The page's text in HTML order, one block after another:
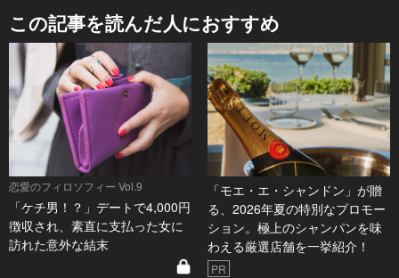
この記事を読んだ人におすすめ
恋愛のフィロソフィー Vol.9
「ケチ男！？」デートで4,000円
徴収され、素直に支払った女に
訪れた意外な結末
「モエ・エ・シャンドン」が贈
る、2026年夏の特別なプロモー
ション。極上のシャンパンを味
わえる厳選店舗を一挙紹介！
PR